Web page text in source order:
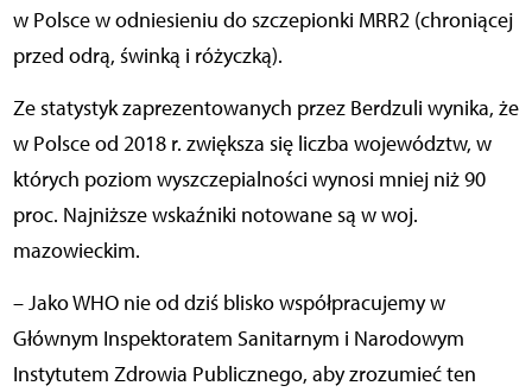
w Polsce w odniesieniu do szczepionki MRR2 (chroniącej
przed odrą, świnką i różyczką).
Ze statystyk zaprezentowanych przez Berdzuli wynika, że
w Polsce od 2018 r. zwiększa się liczba województw, w
których poziom wyszczepialności wynosi mniej niż 90
proc. Najniższe wskaźniki notowane są w woj.
mazowieckim.
– Jako WHO nie od dziś blisko współpracujemy w
Głównym Inspektoratem Sanitarnym i Narodowym
Instytutem Zdrowia Publicznego, aby zrozumieć ten